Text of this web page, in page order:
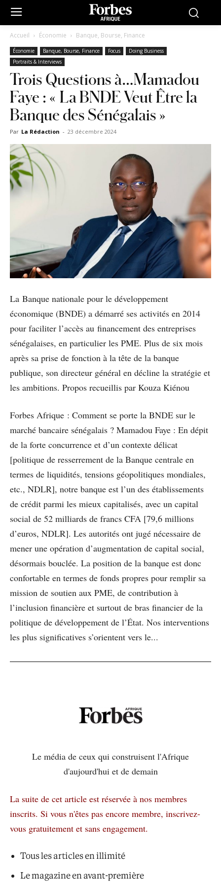
Accueil Économie Banque, Bourse, Finance
Économie Banque, Bourse, Finance Focus
Doing Business
Portraits & Interviews
Trois Questions à…Mamadou
Faye : « La BNDE Veut Être la
Banque des Sénégalais »
Par La Rédaction - 23 décembre 2024
La Banque nationale pour le développement
économique (BNDE) a démarré ses activités en 2014
pour faciliter l’accès au financement des entreprises
sénégalaises, en particulier les PME. Plus de six mois
après sa prise de fonction à la tête de la banque
publique, son directeur général en décline la stratégie et
les ambitions. Propos recueillis par Kouza Kiénou
Forbes Afrique : Comment se porte la BNDE sur le
marché bancaire sénégalais ? Mamadou Faye : En dépit
de la forte concurrence et d’un contexte délicat
[politique de resserrement de la Banque centrale en
termes de liquidités, tensions géopolitiques mondiales,
etc., NDLR], notre banque est l’un des établissements
de crédit parmi les mieux capitalisés, avec un capital
social de 52 milliards de francs CFA [79,6 millions
d’euros, NDLR]. Les autorités ont jugé nécessaire de
mener une opération d’augmentation de capital social,
désormais bouclée. La position de la banque est donc
confortable en termes de fonds propres pour remplir sa
mission de soutien aux PME, de contribution à
l’inclusion financière et surtout de bras financier de la
politique de développement de l’État. Nos interventions
les plus significatives s’orientent vers le...
Le média de ceux qui construisent l'Afrique
d'aujourd'hui et de demain
La suite de cet article est réservée à nos membres
inscrits. Si vous n'êtes pas encore membre, inscrivez-
vous gratuitement et sans engagement.
Tous les articles en illimité
Le magazine en avant-première